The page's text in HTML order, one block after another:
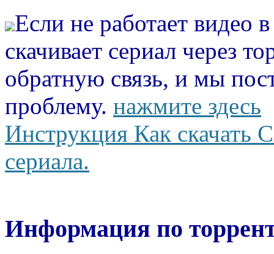
Если не работает видео
скачивает сериал через
обратную связь, и мы
проблему. нажмите здесь
Инструкция Как скачать
сериала.
Информация по